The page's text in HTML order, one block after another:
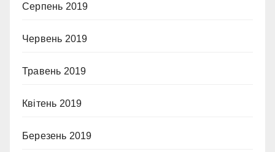
Серпень 2019
Червень 2019
Травень 2019
Квітень 2019
Березень 2019